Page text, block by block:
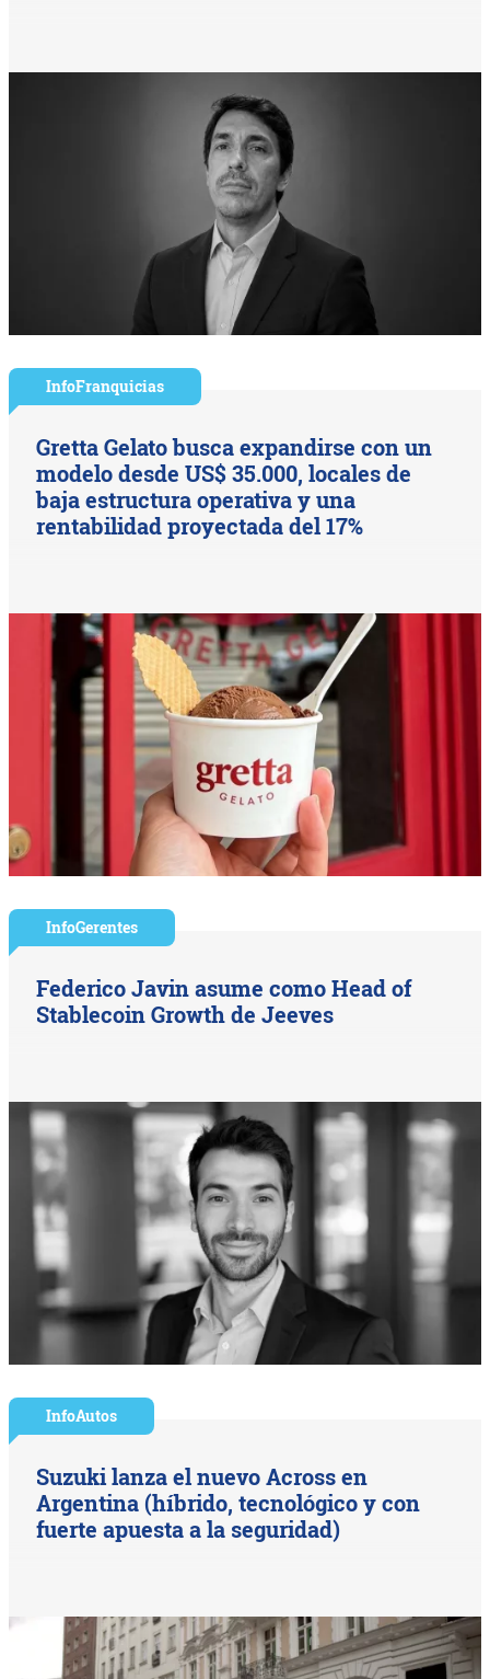
InfoFranquicias
Gretta Gelato busca expandirse con un
modelo desde US$ 35.000, locales de
baja estructura operativa y una
rentabilidad proyectada del 17%
InfoGerentes
Federico Javin asume como Head of
Stablecoin Growth de Jeeves
InfoAutos
Suzuki lanza el nuevo Across en
Argentina (híbrido, tecnológico y con
fuerte apuesta a la seguridad)